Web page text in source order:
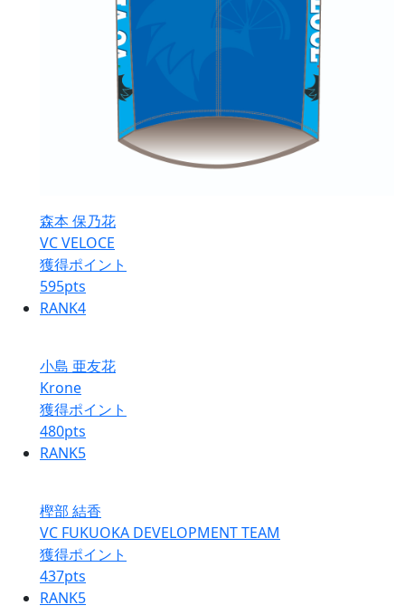
森本 保乃花
VC VELOCE
獲得ポイント
595pts
RANK4
小島 亜友花
Krone
獲得ポイント
480pts
RANK5
樫部 結香
VC FUKUOKA DEVELOPMENT TEAM
獲得ポイント
437pts
RANK5